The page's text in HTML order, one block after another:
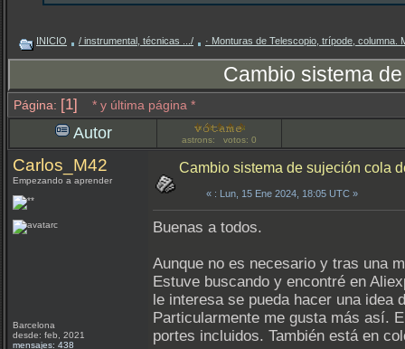
INICIO / instrumental, técnicas .../ · Monturas de Telescopio, trípode,
Cambio sistema
Página: [1] * y última página *
Autor astrons: votos: 0
Carlos_M42
Empezando a aprender
Barcelona
desde: feb, 2021
mensajes: 438
Cambio sistema de sujeción cola
« : Lun, 15 Ene 2024, 18:05 UTC »
Buenas a todos.
Aunque no es necesario y tras una
Estuve buscando y encontré en
le interesa se pueda hacer una idea
Particularmente me gusta más así.
portes incluidos. También está en